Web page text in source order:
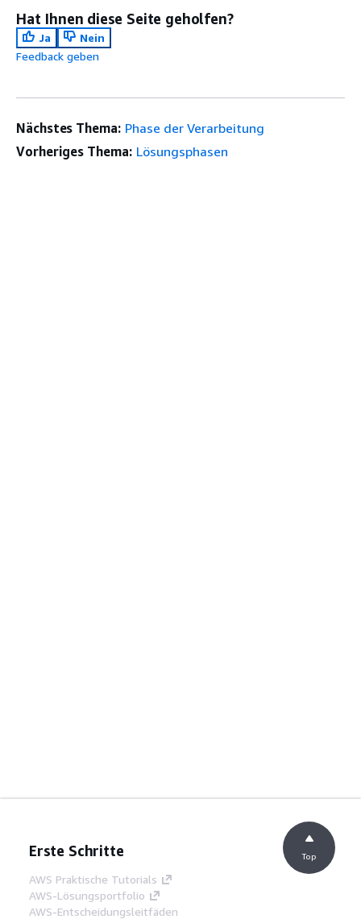
Hat Ihnen diese Seite geholfen?
Ja
Nein
Feedback geben
Nächstes Thema: Phase der Verarbeitung
Vorheriges Thema: Lösungsphasen
Erste Schritte
AWS Praktische Tutorials
AWS-Lösungsportfolio
AWS-Entscheidungsleitfäden
Top